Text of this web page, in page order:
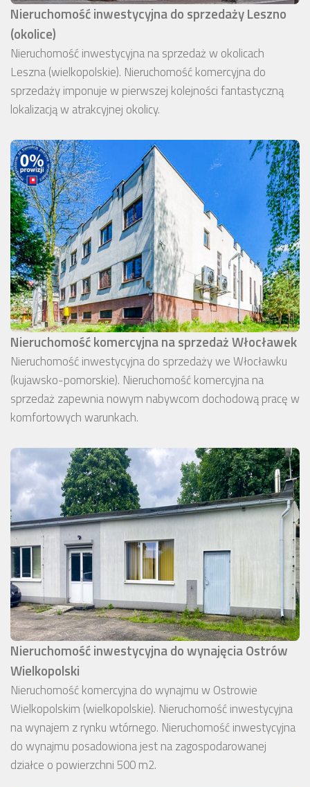
Nieruchomość inwestycyjna do sprzedaży Leszno
(okolice)
Nieruchomość inwestycyjna na sprzedaż w okolicach
Leszna (wielkopolskie). Nieruchomość komercyjna do
sprzedaży imponuje w pierwszej kolejności fantastyczną
lokalizacją w atrakcyjnej okolicy.
Nieruchomość komercyjna na sprzedaż Włocławek
Nieruchomość inwestycyjna do sprzedaży we Włocławku
(kujawsko-pomorskie). Nieruchomość komercyjna na
sprzedaż zapewnia nowym nabywcom dochodową pracę w
komfortowych warunkach.
Nieruchomość inwestycyjna do wynajęcia Ostrów
Wielkopolski
Nieruchomość komercyjna do wynajmu w Ostrowie
Wielkopolskim (wielkopolskie). Nieruchomość inwestycyjna
na wynajem z rynku wtórnego. Nieruchomość inwestycyjna
do wynajmu posadowiona jest na zagospodarowanej
działce o powierzchni 500 m2.